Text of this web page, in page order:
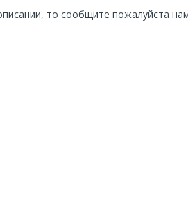
то сообщите пожалуйста